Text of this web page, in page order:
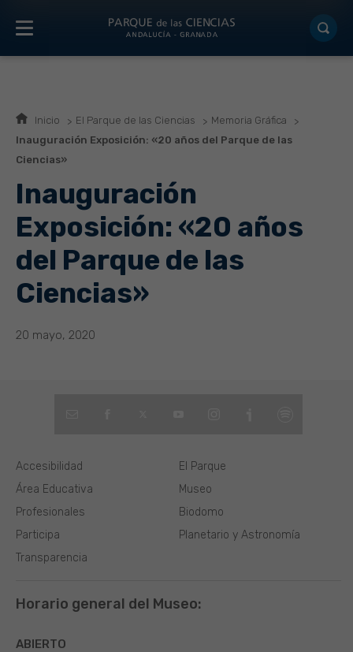
Inicio El Parque de las Ciencias
Memoria Gráfica
Inauguración Exposición: «20 años del Parque de las
Ciencias»
Inauguración
Exposición: «20 años
del Parque de las
Ciencias»
20 mayo, 2020
El Parque
Museo
Biodomo
Planetario y Astronomía
Área Educativa
Profesionales
Participa
Transparencia
Accesibilidad
Horario general del Museo:
ABIERTO